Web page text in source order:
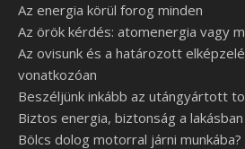
Az energia körül forog minden
Az örök kérdés: atomenergia vagy
Az ovisunk és a határozott
vonatkozóan
Beszéljünk inkább az utángyártott
Biztos energia, biztonság a lakásban
Bölcs dolog motorral járni